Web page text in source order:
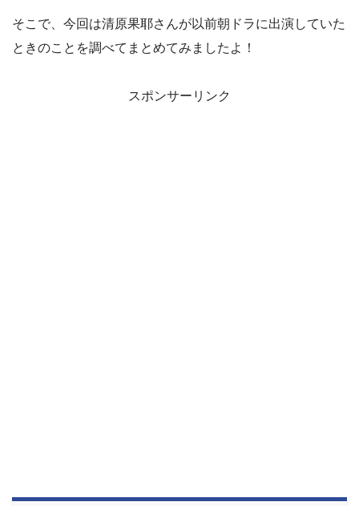
そこで、今回は清原果耶さんが以前朝ドラに出演していた
ときのことを調べてまとめてみましたよ！
スポンサーリンク